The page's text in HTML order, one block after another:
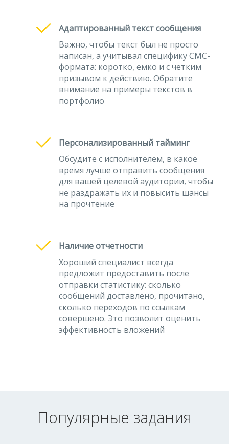
Адаптированный текст сообщения
Важно, чтобы текст был не просто
написан, а учитывал специфику СМС-
формата: коротко, емко и с четким
призывом к действию. Обратите
внимание на примеры текстов в
портфолио
Персонализированный тайминг
Обсудите с исполнителем, в какое
время лучше отправить сообщения
для вашей целевой аудитории, чтобы
не раздражать их и повысить шансы
на прочтение
Наличие отчетности
Хороший специалист всегда
предложит предоставить после
отправки статистику: сколько
сообщений доставлено, прочитано,
сколько переходов по ссылкам
совершено. Это позволит оценить
эффективность вложений
Популярные задания